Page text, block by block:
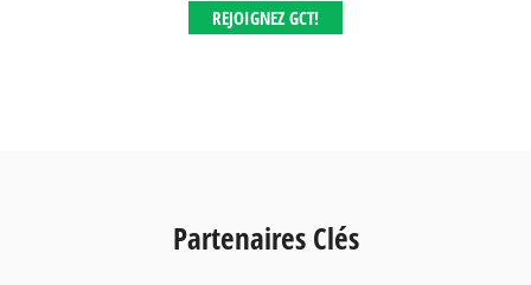
REJOIGNEZ GCT!
Partenaires Clés